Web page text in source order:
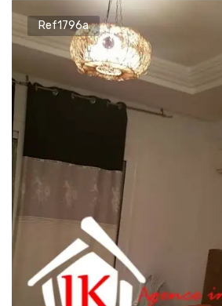
Ref1796a